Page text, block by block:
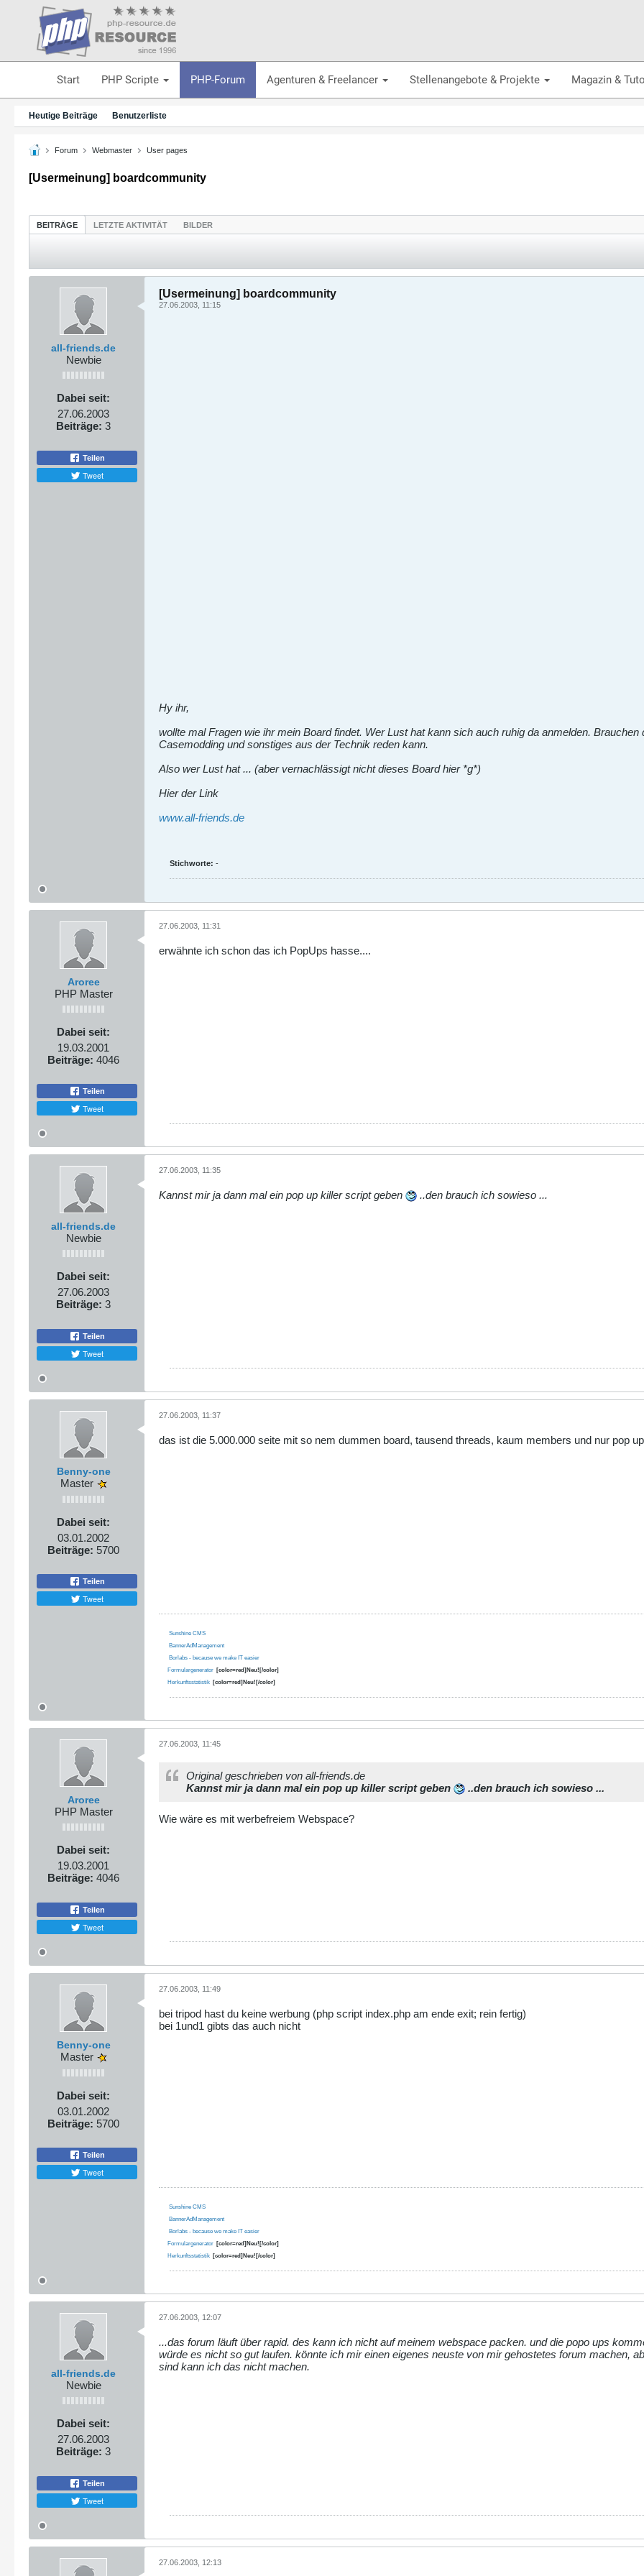
Start PHP Scripte PHP-Forum Agenturen & Freelancer Stellenangebote & Projekte Magazin &
Heutige Beiträge Benutzerliste
Forum Webmaster User pages
[Usermeinung] boardcommunity
BEITRÄGE LETZTE AKTIVITÄT BILDER
all-friends.de
Newbie
Dabei seit:
27.06.2003
Beiträge: 3
Teilen
Tweet
[Usermeinung] boardcommunity
27.06.2003, 11:15
Hy ihr,
wollte mal Fragen wie ihr mein Board findet. Wer Lust hat kann sich auch ruhig da anmelden.
Casemodding und sonstiges aus der Technik reden kann.
Also wer Lust hat ... (aber vernachlässigt nicht dieses Board hier *g*)
Hier der Link
www.all-friends.de
Stichworte: -
Aroree
PHP Master
Dabei seit:
19.03.2001
Beiträge: 4046
Teilen
Tweet
27.06.2003, 11:31
erwähnte ich schon das ich PopUps hasse....
all-friends.de
Newbie
Dabei seit:
27.06.2003
Beiträge: 3
Teilen
Tweet
27.06.2003, 11:35
Kannst mir ja dann mal ein pop up killer script geben ..den brauch ich sowieso ...
Benny-one
Master
Dabei seit:
03.01.2002
Beiträge: 5700
Teilen
Tweet
27.06.2003, 11:37
das ist die 5.000.000 seite mit so nem dummen board, tausend threads, kaum members und nur pop
Sunshine CMS
BannerAdManagement
Borlabs - because we make IT easier
Formulargenerator [color=red]Neu![/color]
Herkunftsstatistik [color=red]Neu![/color]
Aroree
PHP Master
Dabei seit:
19.03.2001
Beiträge: 4046
Teilen
Tweet
27.06.2003, 11:45
Original geschrieben von all-friends.de
Kannst mir ja dann mal ein pop up killer script geben
..den brauch ich sowieso ...
Wie wäre es mit werbefreiem Webspace?
Benny-one
Master
Dabei seit:
03.01.2002
Beiträge: 5700
Teilen
Tweet
27.06.2003, 11:49
bei tripod hast du keine werbung (php script index.php am ende exit; rein fertig)
bei 1und1 gibts das auch nicht
Sunshine CMS
BannerAdManagement
Borlabs - because we make IT easier
Formulargenerator [color=red]Neu![/color]
Herkunftsstatistik [color=red]Neu![/color]
all-friends.de
Newbie
Dabei seit:
27.06.2003
Beiträge: 3
Teilen
Tweet
27.06.2003, 12:07
...das forum läuft über rapid. des kann ich nicht auf meinem webspace packen. und die popo ups
würde es nicht so gut laufen. könnte ich mir einen eigenes neuste von mir gehostetes forum machen,
sind kann ich das nicht machen.
27.06.2003, 12:13